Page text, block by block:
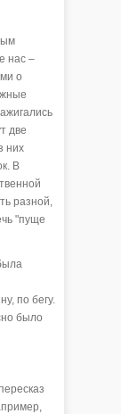
нас –
о
две
них
В
разной,
"пуще
по бегу.
было